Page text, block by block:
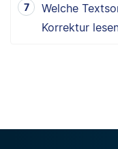
Welche
Korrektur